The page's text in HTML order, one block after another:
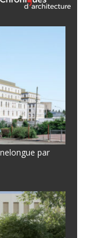
par